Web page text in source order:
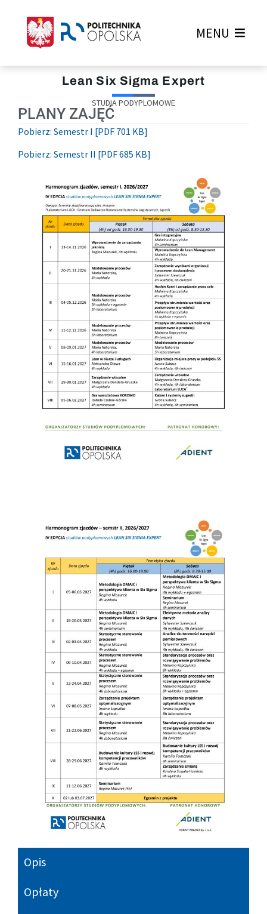
MENU
Lean Six Sigma Expert
STUDIA PODYPLOMOWE
PLANY ZAJĘĆ
Pobierz: Semestr I [PDF 701 KB]
Pobierz: Semestr II [PDF 685 KB]
Opis
Opłaty